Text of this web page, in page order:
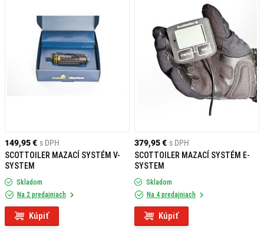
149,95 € s DPH
SCOTTOILER MAZACÍ SYSTÉM V-
SYSTEM
Skladom
Na 2 predajniach
Kúpiť
379,95 € s DPH
SCOTTOILER MAZACÍ SYSTÉM E-
SYSTEM
Skladom
Na 4 predajniach
Kúpiť